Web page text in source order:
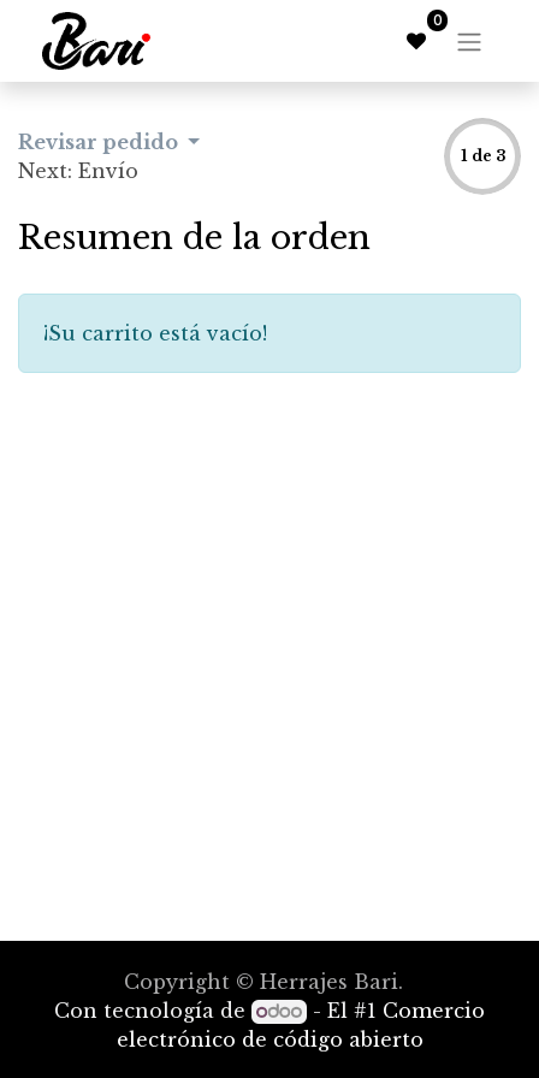
0
Revisar pedido
Next: Envío
1 de 3
Resumen de la orden
¡Su carrito está vacío!
Copyright © Herrajes Bari.
Con tecnología de
- El #1 Comercio
electrónico de código abierto